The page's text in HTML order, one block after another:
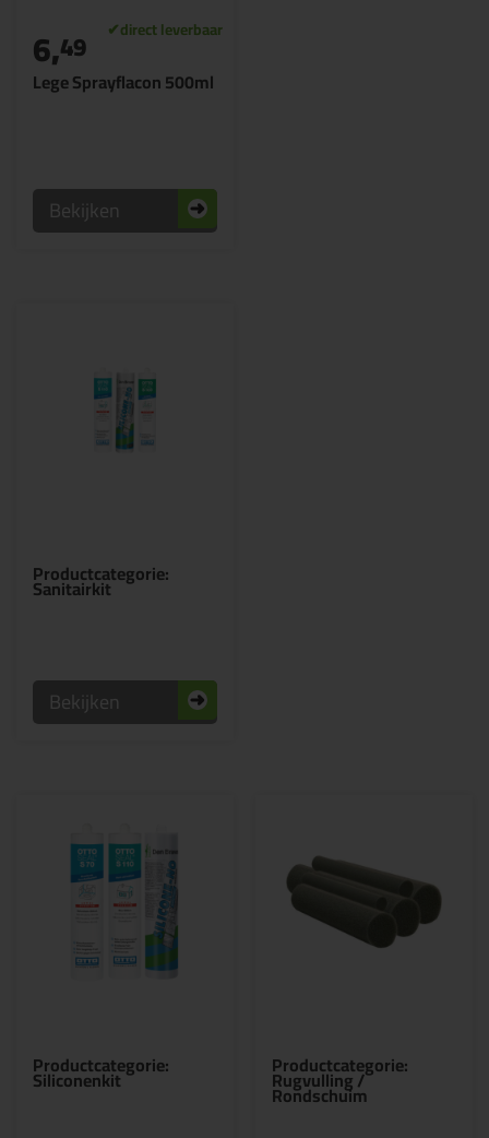
Lege Sprayflacon 500ml
6,49
Bekijken
Productcategorie:
Sanitairkit
Bekijken
Productcategorie:
Siliconenkit Productcategorie:
Rugvulling /
Rondschuim